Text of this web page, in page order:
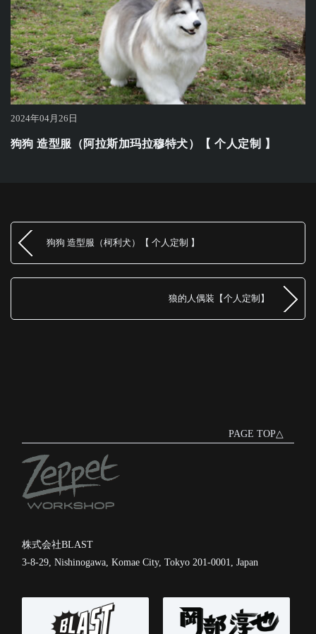
2024年04月26日
狗狗 造型服（阿拉斯加玛拉穆特犬）【 个人定制 】
狗狗 造型服（柯利犬）【 个人定制 】
狼的人偶装【个人定制】
PAGE TOP△
株式会社BLAST
3-8-29, Nishinogawa, Komae City, Tokyo 201-0001, Japan